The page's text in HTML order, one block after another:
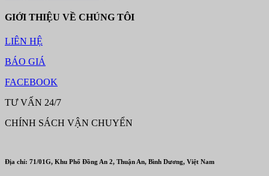
GIỚI THIỆU VỀ CHÚNG TÔI
LIÊN HỆ
BÁO GIÁ
FACEBOOK
TƯ VẤN 24/7
CHÍNH SÁCH VẬN CHUYỂN
Địa chỉ: 71/01G, Khu Phố Đồng An 2, Thuận An, Bình Dương, Việt Nam